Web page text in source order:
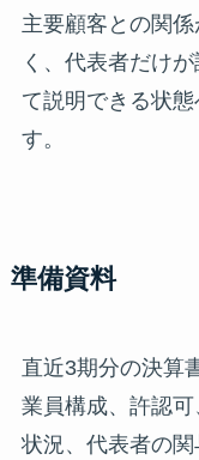
主要顧客との関
く、代表者だけ
て説明できる状
す。
準備資料
直近3期分の決算
業員構成、許認
状況、代表者の関